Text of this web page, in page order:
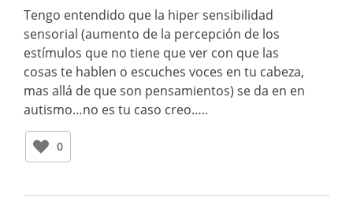
Tengo entendido que la hiper sensibilidad
sensorial (aumento de la percepción de los
estímulos que no tiene que ver con que las
cosas te hablen o escuches voces en tu cabeza,
mas allá de que son pensamientos) se da en en
autismo…no es tu caso creo…..
0